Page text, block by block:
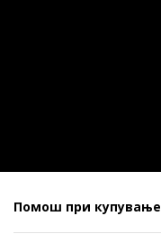
Помош при купување